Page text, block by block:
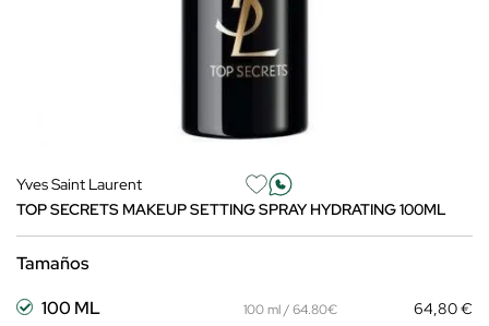
Yves Saint Laurent
TOP SECRETS MAKEUP SETTING SPRAY HYDRATING 100ML
Tamaños
100 ML
100 ml / 64.80€ 64,80 €